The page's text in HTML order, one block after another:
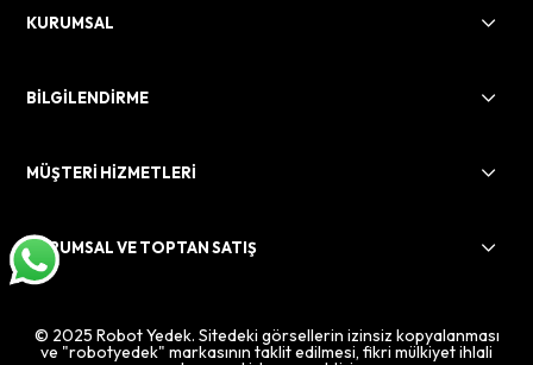
KURUMSAL
BİLGİLENDİRME
MÜŞTERİ HİZMETLERİ
KURUMSAL VE TOPTAN SATIŞ
© 2025 Robot Yedek. Sitedeki görsellerin izinsiz kopyalanması
ve "robotyedek" markasının taklit edilmesi, fikri mülkiyet ihlali